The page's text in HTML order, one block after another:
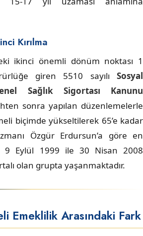
Kırılma
ikinci önemli dönüm noktası 1
giren 5510 sayılı Sosyal
Sağlık Sigortası Kanunu
sonra yapılan düzenlemelerle
biçimde yükseltilerek 65’e kadar
Özgür Erdursun’a göre en
9 Eylül 1999 ile 30 Nisan 2008
olan grupta yaşanmaktadır.
Emeklilik Arasındaki Fark